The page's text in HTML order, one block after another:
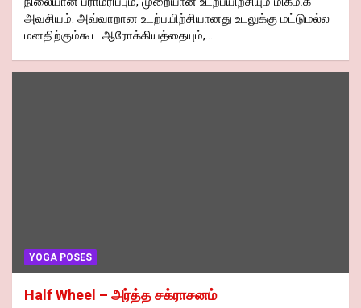
அவசியம். அவ்வாறான உடற்பயிற்சியானது உடலுக்கு மட்டுமல்ல
மனதிற்கும்கூட ஆரோக்கியத்தையும்,…
YOGA POSES
Half Wheel – அர்த்த சக்ராசனம்